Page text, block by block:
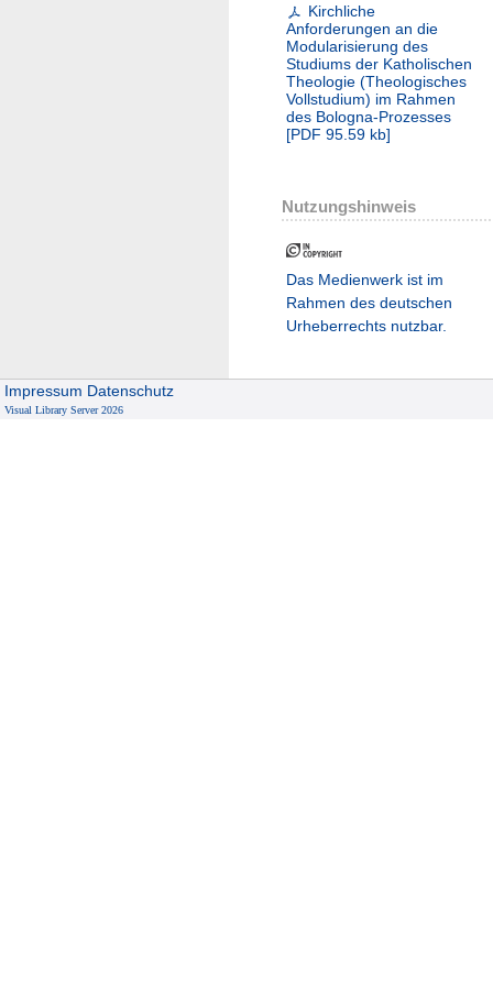
Kirchliche
Anforderungen an die
Modularisierung des
Studiums der Katholischen
Theologie (Theologisches
Vollstudium) im Rahmen
des Bologna-Prozesses
[PDF 95.59 kb]
Nutzungshinweis
Das Medienwerk ist im
Rahmen des deutschen
Urheberrechts nutzbar.
Impressum Datenschutz
Visual Library Server 2026